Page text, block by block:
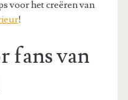
voor het creëren van
!
fans van